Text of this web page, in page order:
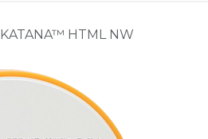
KATANA™ HTML NW